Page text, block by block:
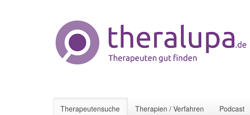
Therapeutensuche Therapien / Verfahren Podcast